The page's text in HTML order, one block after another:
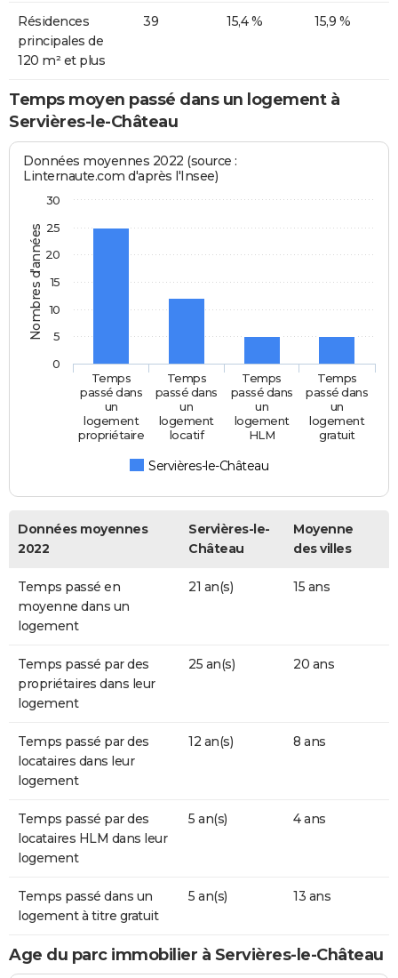
Résidences
principales de
120 m² et plus
39 15,4 % 15,9 %
Temps moyen passé dans un logement à
Servières-le-Château
Nombres d'années
Données moyennes 2022 (source :
Linternaute.com d'après l'Insee)
Servières-le-Château
Temps
passé dans
un
logement
propriétaire
Temps
passé dans
un
logement
locatif
Temps
passé dans
un
logement
HLM
Temps
passé dans
un
logement
gratuit
0
5
10
15
20
25
30
Données moyennes
2022
Servières-le-
Château
Moyenne
des villes
Temps passé en
moyenne dans un
logement
21 an(s) 15 ans
Temps passé par des
propriétaires dans leur
logement
25 an(s) 20 ans
Temps passé par des
locataires dans leur
logement
12 an(s) 8 ans
Temps passé par des
locataires HLM dans leur
logement
5 an(s) 4 ans
Temps passé dans un
logement à titre gratuit
5 an(s) 13 ans
Age du parc immobilier à Servières-le-Château